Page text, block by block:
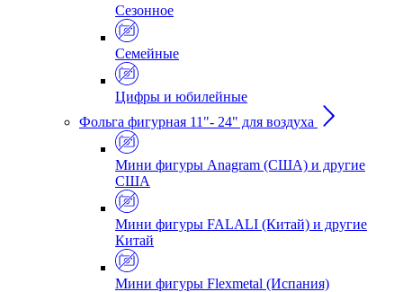
Сезонное
Семейные
Цифры и юбилейные
Фольга фигурная 11"- 24" для воздуха
Мини фигуры Anagram (США) и другие
США
Мини фигуры FALALI (Китай) и другие
Китай
Мини фигуры Flexmetal (Испания)